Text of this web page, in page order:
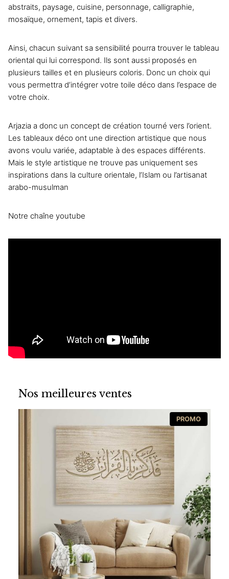
abstraits, paysage, cuisine, personnage, calligraphie,
mosaïque, ornement, tapis et divers.
Ainsi, chacun suivant sa sensibilité pourra trouver le tableau
oriental qui lui correspond. Ils sont aussi proposés en
plusieurs tailles et en plusieurs coloris. Donc un choix qui
vous permettra d’intégrer votre toile déco dans l’espace de
votre choix.
Arjazia a donc un concept de création tourné vers l’orient.
Les tableaux déco ont une direction artistique que nous
avons voulu variée, adaptable à des espaces différents.
Mais le style artistique ne trouve pas uniquement ses
inspirations dans la culture orientale, l’Islam ou l’artisanat
arabo-musulman
Notre chaîne youtube
Nos meilleures ventes
PROMO
EN